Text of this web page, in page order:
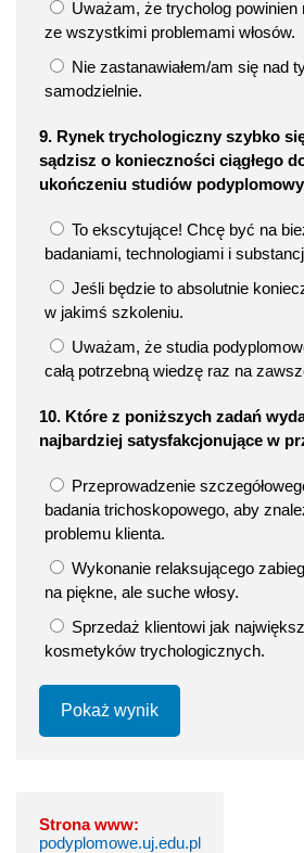
Uważam, że trycholog powinien
ze wszystkimi problemami włosów.
Nie zastanawiałem/am się nad
samodzielnie.
9. Rynek trychologiczny szybko
sądzisz o konieczności ciągłego
ukończeniu studiów
To ekscytujące! Chcę być na
badaniami, technologiami i
Jeśli będzie to absolutnie
w jakimś szkoleniu.
Uważam, że studia
całą potrzebną wiedzę raz na
10. Które z poniższych zadań
najbardziej satysfakcjonujące w
Przeprowadzenie
badania trichoskopowego, aby
problemu klienta.
Wykonanie relaksującego
na piękne, ale suche włosy.
Sprzedaż klientowi jak
kosmetyków trychologicznych.
Pokaż wynik
Strona www:
podyplomowe.uj.edu.pl